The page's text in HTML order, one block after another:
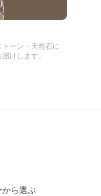
ーン・天然石に
けします。
から選ぶ